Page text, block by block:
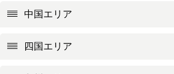
中国エリア
四国エリア